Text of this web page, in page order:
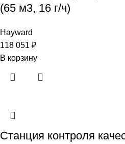
(65 м3, 16 г/ч)
Hayward
118 051 ₽
В корзину
Станция контроля